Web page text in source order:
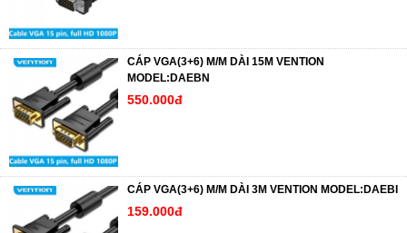
CÁP VGA(3+6) M/M DÀI 15M VENTION
MODEL:DAEBN
550.000đ
CÁP VGA(3+6) M/M DÀI 3M VENTION MODEL:DAEBI
159.000đ